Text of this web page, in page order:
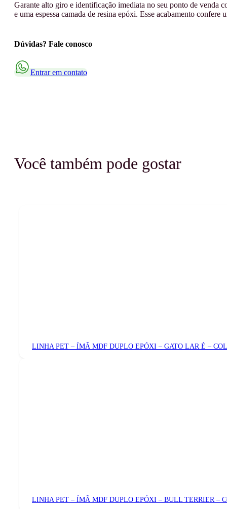
Garante alto giro e identificação imediata no seu ponto de venda
e uma espessa camada de resina epóxi. Esse acabamento
Dúvidas? Fale conosco
Entrar em contato
Você também pode gostar
LINHA PET – ÍMÃ MDF DUPLO EPÓXI – GATO LAR É –
LINHA PET – ÍMÃ MDF DUPLO EPÓXI – BULL TERRIER –